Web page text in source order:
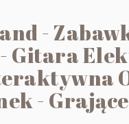
-
Gitara
-